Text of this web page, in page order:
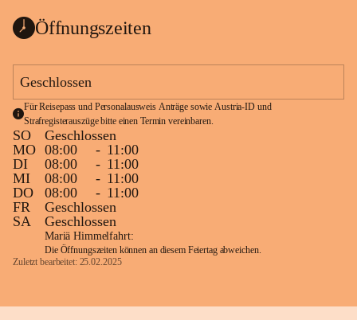
Öffnungszeiten
Geschlossen
Für Reisepass und Personalausweis Anträge sowie Austria-ID und
Strafregisterauszüge bitte einen Termin vereinbaren.
SO
Geschlossen
MO 08:00 - 11:00
DI
08:00 - 11:00
MI
08:00 - 11:00
DO
08:00 - 11:00
FR
Geschlossen
SA
Geschlossen
Mariä Himmelfahrt:
Die Öffnungszeiten können an diesem Feiertag abweichen.
Zuletzt bearbeitet: 25.02.2025